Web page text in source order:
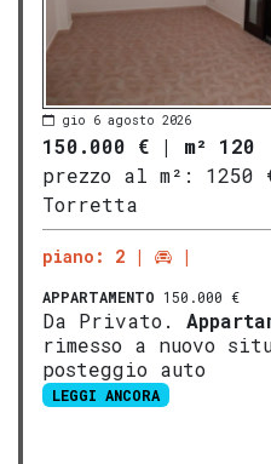
gio 6 agosto 2026
150.000 € | m² 120
prezzo al m²:
1250
Torretta
piano: 2
APPARTAMENTO 150.000 €
Da Privato.
rimesso a nuovo
posteggio auto
LEGGI ANCORA